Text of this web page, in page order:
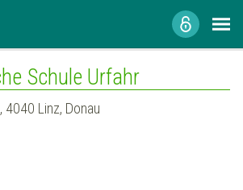
Schule Urfahr
Linz, Donau